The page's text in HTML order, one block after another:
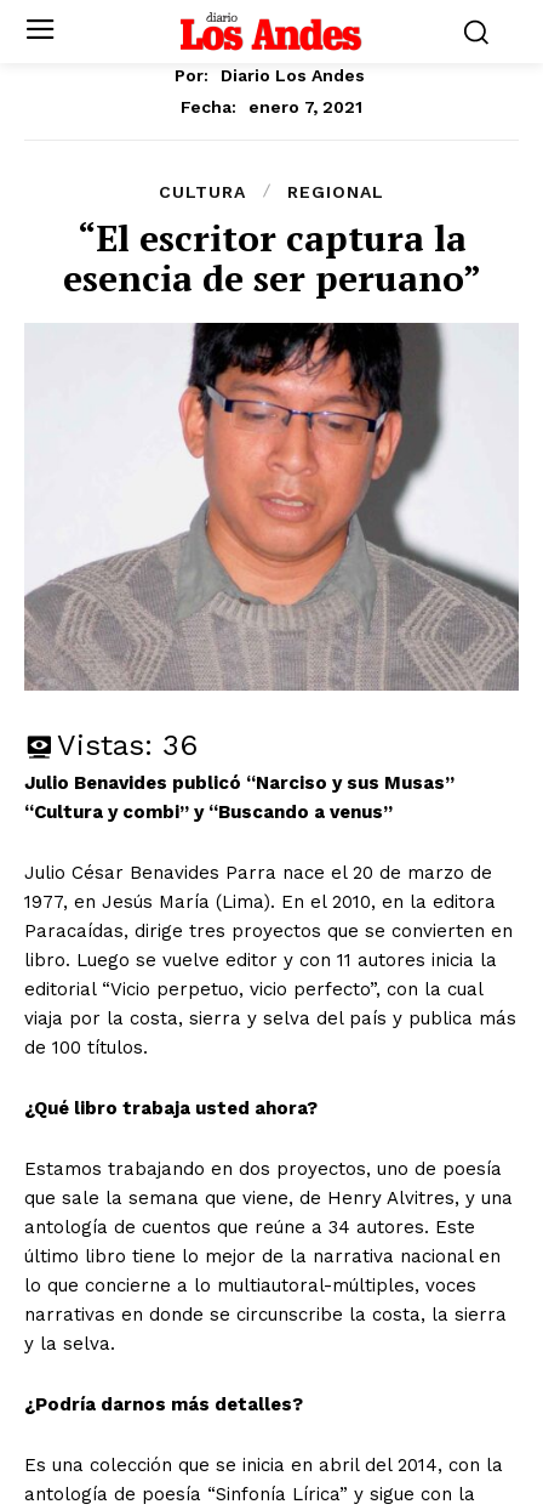
Por:
Diario Los Andes
Fecha:
enero 7, 2021
CULTURA REGIONAL
“El escritor captura la
esencia de ser peruano”
Vistas: 36
Julio Benavides publicó “Narciso y sus Musas”
“Cultura y combi” y “Buscando a venus”
Julio César Benavides Parra nace el 20 de marzo de
1977, en Jesús María (Lima). En el 2010, en la editora
Paracaídas, dirige tres proyectos que se convierten en
libro. Luego se vuelve editor y con 11 autores inicia la
editorial “Vicio perpetuo, vicio perfecto”, con la cual
viaja por la costa, sierra y selva del país y publica más
de 100 títulos.
¿Qué libro trabaja usted ahora?
Estamos trabajando en dos proyectos, uno de poesía
que sale la semana que viene, de Henry Alvitres, y una
antología de cuentos que reúne a 34 autores. Este
último libro tiene lo mejor de la narrativa nacional en
lo que concierne a lo multiautoral-múltiples, voces
narrativas en donde se circunscribe la costa, la sierra
y la selva.
¿Podría darnos más detalles?
Es una colección que se inicia en abril del 2014, con la
antología de poesía “Sinfonía Lírica” y sigue con la